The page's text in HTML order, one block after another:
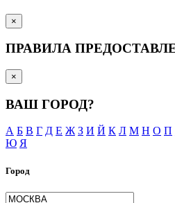
×
ПРАВИЛА
×
ВАШ ГОРОД?
А Б В Г Д Е Ж З И Й К Л М Н О П
Ю Я
Город